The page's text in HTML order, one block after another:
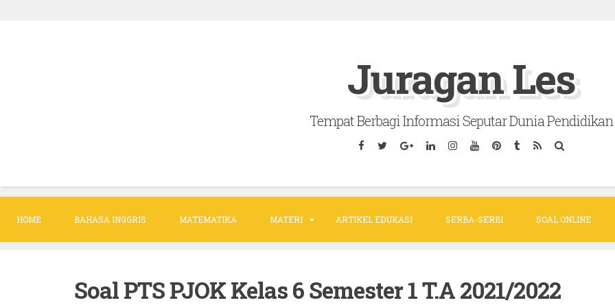
n
Juragan Les
Tempat Berbagi Informasi Seputar Dunia Pendidikan
HOME BAHASA INGGRIS MATEMATIKA MATERI ARTIKEL EDUKASI SERBA-SERBI SOAL ONLINE
Soal PTS PJOK Kelas 6 Semester 1 T.A 2021/2022